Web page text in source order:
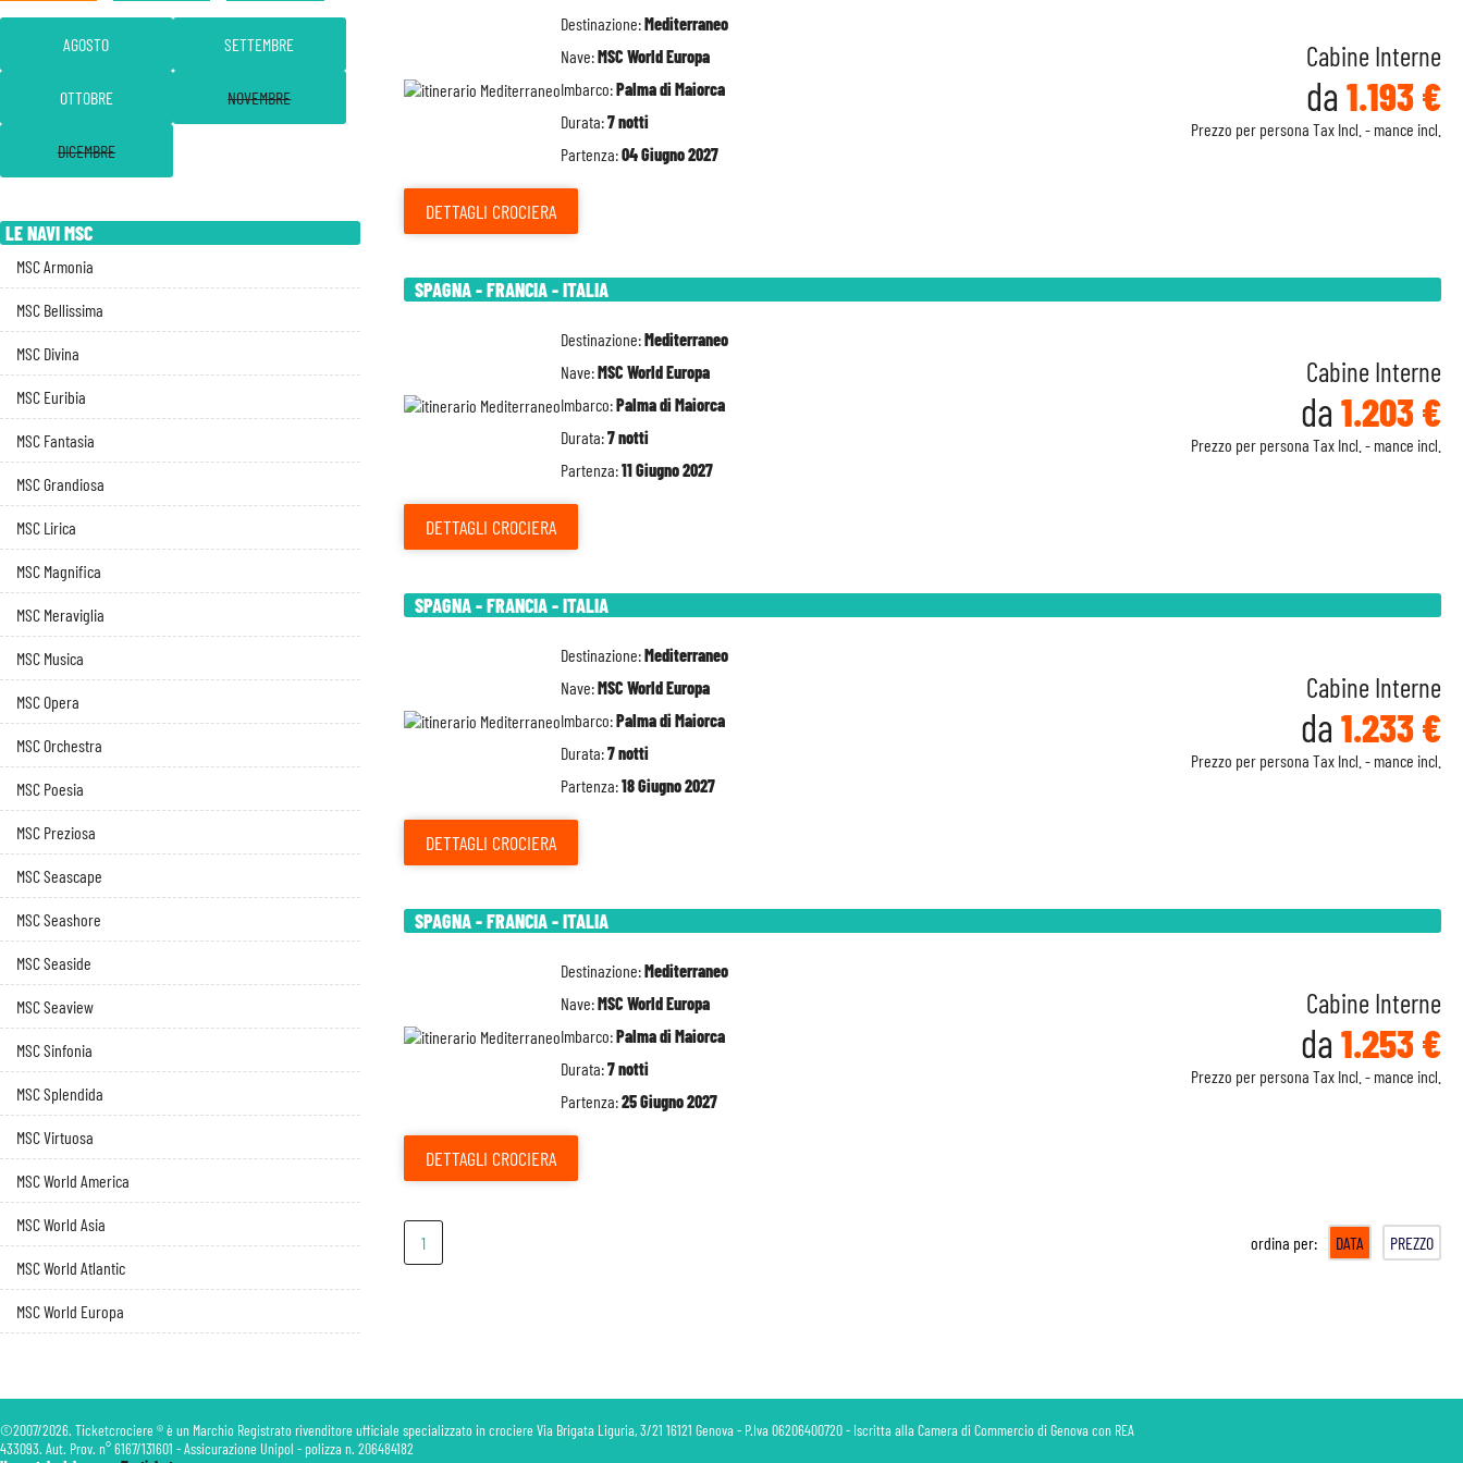
Destinazione:Mediterraneo
Nave:MSC World Europa
Imbarco:Palma di Maiorca
Durata:7 notti
Partenza:04 Giugno 2027
Cabine Interne
da 1.193 €
Prezzo per persona Tax Incl. - mance incl.
DETTAGLI CROCIERA
SPAGNA - FRANCIA - ITALIA
Destinazione:Mediterraneo
Nave:MSC World Europa
Imbarco:Palma di Maiorca
Durata:7 notti
Partenza:11 Giugno 2027
Cabine Interne
da 1.203 €
Prezzo per persona Tax Incl. - mance incl.
DETTAGLI CROCIERA
SPAGNA - FRANCIA - ITALIA
Destinazione:Mediterraneo
Nave:MSC World Europa
Imbarco:Palma di Maiorca
Durata:7 notti
Partenza:18 Giugno 2027
Cabine Interne
da 1.233 €
Prezzo per persona Tax Incl. - mance incl.
DETTAGLI CROCIERA
SPAGNA - FRANCIA - ITALIA
Destinazione:Mediterraneo
Nave:MSC World Europa
Imbarco:Palma di Maiorca
Durata:7 notti
Partenza:25 Giugno 2027
Cabine Interne
da 1.253 €
Prezzo per persona Tax Incl. - mance incl.
DETTAGLI CROCIERA
1 ordina per: DATA PREZZO
AGOSTO SETTEMBRE
OTTOBRE NOVEMBRE
DICEMBRE
LE NAVI MSC
MSC Armonia
MSC Bellissima
MSC Divina
MSC Euribia
MSC Fantasia
MSC Grandiosa
MSC Lirica
MSC Magnifica
MSC Meraviglia
MSC Musica
MSC Opera
MSC Orchestra
MSC Poesia
MSC Preziosa
MSC Seascape
MSC Seashore
MSC Seaside
MSC Seaview
MSC Sinfonia
MSC Splendida
MSC Virtuosa
MSC World America
MSC World Asia
MSC World Atlantic
MSC World Europa
©2007/2026. Ticketcrociere ® è un Marchio Registrato rivenditore ufficiale specializzato in crociere Via Brigata Liguria, 3/21 16121 Genova - P.Iva 06206400720 - Iscritta alla Camera di Commercio di Genova con REA
433093. Aut. Prov. n° 6167/131601 - Assicurazione Unipol - polizza n. 206484182